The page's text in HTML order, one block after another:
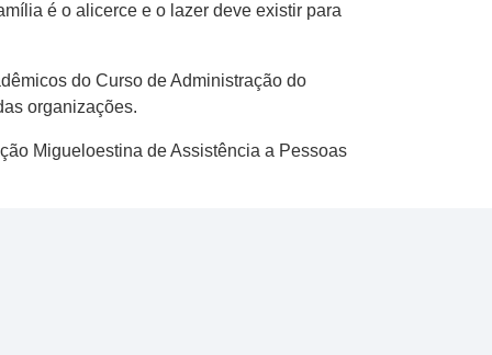
é o alicerce e o lazer deve existir para
do Curso de Administração do
organizações.
Migueloestina de Assistência a Pessoas